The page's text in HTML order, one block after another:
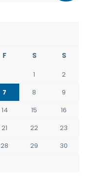
F S S
1
2
7 8
9
14 15
16
21 22
23
28 29
30